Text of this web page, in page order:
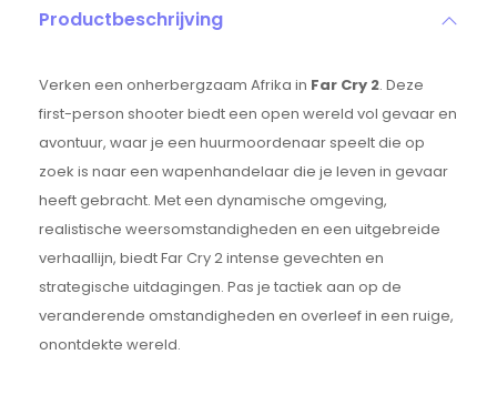
Productbeschrijving
Verken een onherbergzaam Afrika in Far Cry 2. Deze
first-person shooter biedt een open wereld vol gevaar en
avontuur, waar je een huurmoordenaar speelt die op
zoek is naar een wapenhandelaar die je leven in gevaar
heeft gebracht. Met een dynamische omgeving,
realistische weersomstandigheden en een uitgebreide
verhaallijn, biedt Far Cry 2 intense gevechten en
strategische uitdagingen. Pas je tactiek aan op de
veranderende omstandigheden en overleef in een ruige,
onontdekte wereld.